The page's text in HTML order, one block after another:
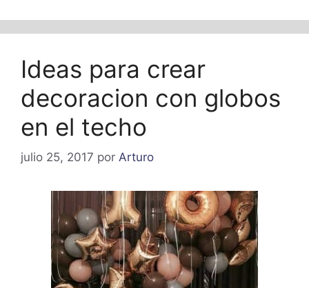
Ideas para crear
decoracion con globos
en el techo
julio 25, 2017 por Arturo